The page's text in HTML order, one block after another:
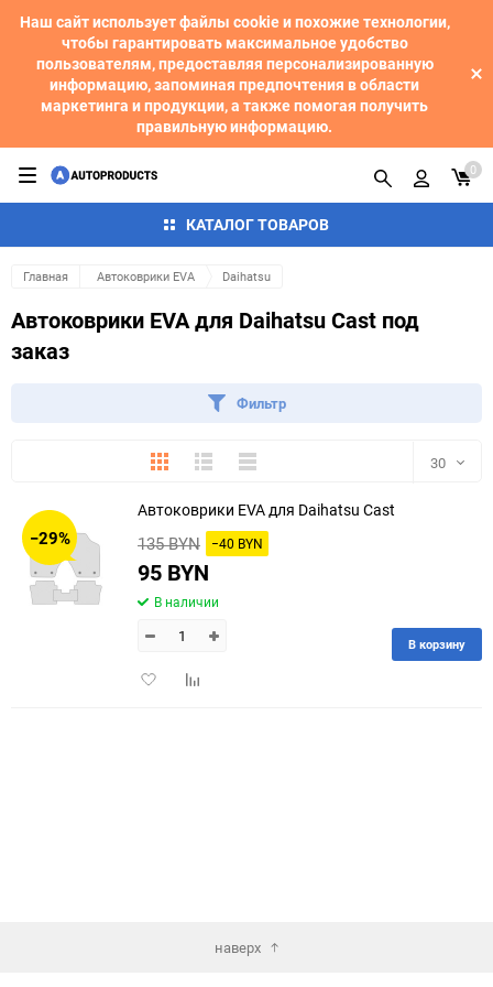
Наш сайт использует файлы cookie и похожие технологии,
чтобы гарантировать максимальное удобство
пользователям, предоставляя персонализированную
информацию, запоминая предпочтения в области
маркетинга и продукции, а также помогая получить
правильную информацию.
КАТАЛОГ ТОВАРОВ
0
Главная Автоковрики EVA Daihatsu
Автоковрики EVA для Daihatsu Cast под
заказ
Фильтр
ПлиткаПодробноКомпактно 30
150
−29%
Автоковрики EVA для Daihatsu Cast
135 BYN −40 BYN
95 BYN
В наличии
ДобавитьДобавить
В корзину
наверх